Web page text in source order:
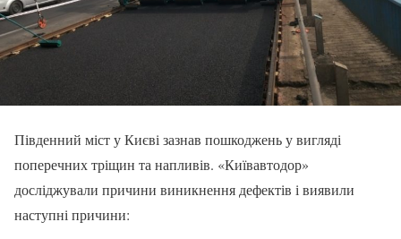
Південний міст у Києві зазнав пошкоджень у вигляді
поперечних тріщин та напливів. «Київавтодор»
досліджували причини виникнення дефектів і виявили
наступні причини: